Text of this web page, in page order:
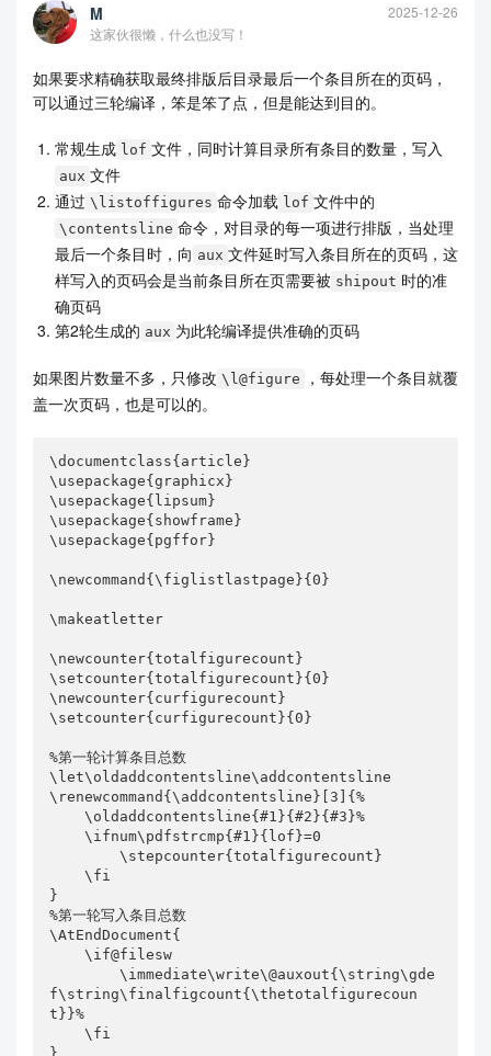
\end{figure}
M
2025-12-26
这家伙很懒，什么也没写！
如果要求精确获取最终排版后目录最后一个条目所在的页码，
可以通过三轮编译，笨是笨了点，但是能达到目的。
常规生成 lof 文件，同时计算目录所有条目的数量，写入
aux 文件
通过 \listoffigures 命令加载 lof 文件中的
\contentsline 命令，对目录的每一项进行排版，当处理
最后一个条目时，向 aux 文件延时写入条目所在的页码，这
样写入的页码会是当前条目所在页需要被 shipout 时的准
确页码
第2轮生成的 aux 为此轮编译提供准确的页码
如果图片数量不多，只修改 \l@figure
，每处理一个条目就覆
盖一次页码，也是可以的。
\documentclass{article}
\usepackage{graphicx}
\usepackage{lipsum}
\usepackage{showframe}
\usepackage{pgffor}
\newcommand{\figlistlastpage}{0}
\makeatletter
\newcounter{totalfigurecount}
\setcounter{totalfigurecount}{0}
\newcounter{curfigurecount}
\setcounter{curfigurecount}{0}
%第一轮计算条目总数
\let\oldaddcontentsline\addcontentsline
\renewcommand{\addcontentsline}[3]{%
    \oldaddcontentsline{#1}{#2}{#3}%
    \ifnum\pdfstrcmp{#1}{lof}=0
        \stepcounter{totalfigurecount}
    \fi
}
%第一轮写入条目总数
\AtEndDocument{
    \if@filesw
        \immediate\write\@auxout{\string\gde
f\string\finalfigcount{\thetotalfigurecoun
t}}%
    \fi